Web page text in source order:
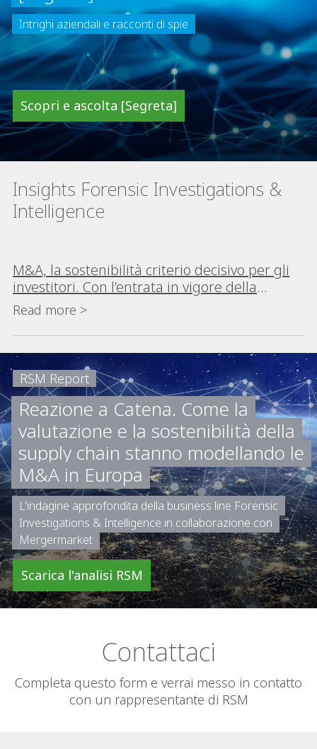
Intrighi aziendali e racconti di spie
Scopri e ascolta [Segreta]
Insights Forensic Investigations &
Intelligence
M&A, la sostenibilità criterio decisivo per gli
investitori. Con l’entrata in vigore della
direttiva europea CSDDD la necessità di
rispettare i fattori ESG viene estesa alle
catene di approvvigionamento
Read more >
RSM Report
Reazione a Catena. Come la
valutazione e la sostenibilità della
supply chain stanno modellando le
M&A in Europa
L'indagine approfondita della business line Forensic
Investigations & Intelligence in collaborazione con
Mergermarket
Scarica l'analisi RSM
Contattaci
Completa questo form e verrai messo in contatto
con un rappresentante di RSM